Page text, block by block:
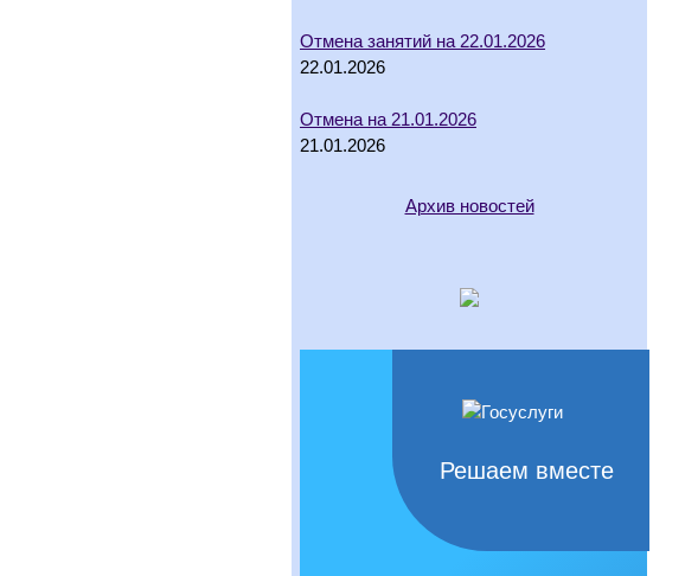
Отмена занятий на 22.01.2026
22.01.2026
Отмена на 21.01.2026
21.01.2026
Архив новостей
Решаем вместе